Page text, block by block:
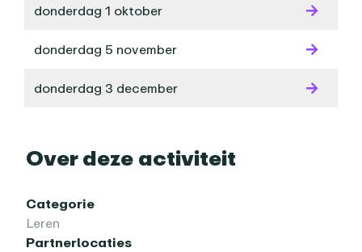
donderdag 1 oktober
donderdag 5 november
donderdag 3 december
Over deze activiteit
Categorie
Leren
Partnerlocaties